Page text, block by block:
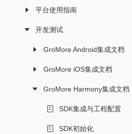
平台使用指南
开发测试
GroMore Android集成文档
GroMore iOS集成文档
GroMore Harmony集成文档
SDK集成与工程配置
SDK初始化